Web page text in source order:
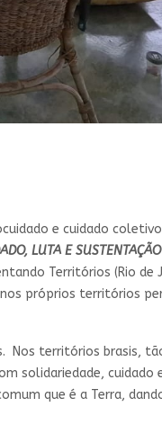
e cuidado
LUTA E
Territórios (Rio de
próprios territórios
Nos territórios brasis,
solidariedade, cuidado
que é a Terra,